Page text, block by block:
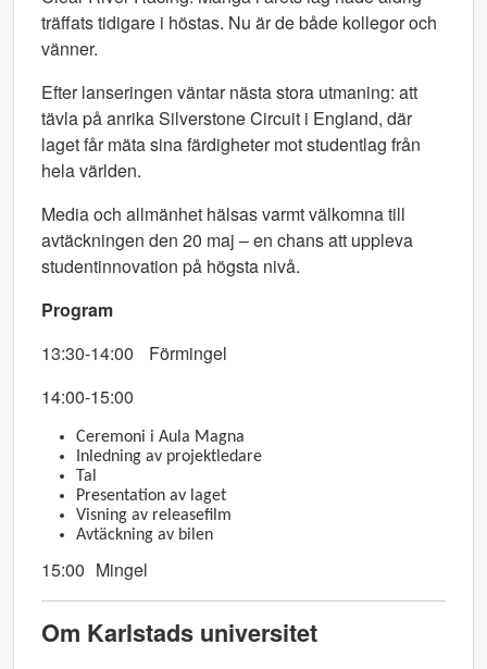
träffats tidigare i höstas. Nu är de både kollegor och
vänner.
Efter lanseringen väntar nästa stora utmaning: att
tävla på anrika Silverstone Circuit i England, där
laget får mäta sina färdigheter mot studentlag från
hela världen.
Media och allmänhet hälsas varmt välkomna till
avtäckningen den 20 maj – en chans att uppleva
studentinnovation på högsta nivå.
Program
13:30-14:00 Förmingel
14:00-15:00
Ceremoni i Aula Magna
Inledning av projektledare
Tal
Presentation av laget
Visning av releasefilm
Avtäckning av bilen
15:00 Mingel
Om Karlstads universitet